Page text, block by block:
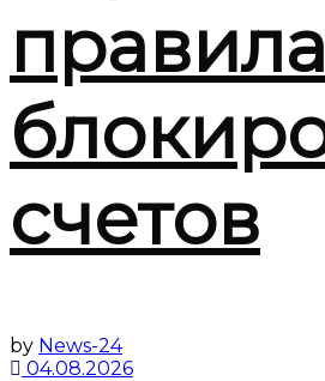
правила
счетов
by News-24
04.08.2026